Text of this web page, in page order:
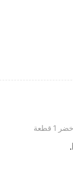
أخضر 1 قطعة